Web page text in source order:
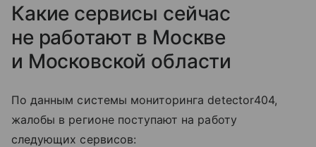
Какие сервисы сейчас
не работают в Москве
и Московской области
По данным системы мониторинга detector404,
жалобы в регионе поступают на работу
следующих сервисов: